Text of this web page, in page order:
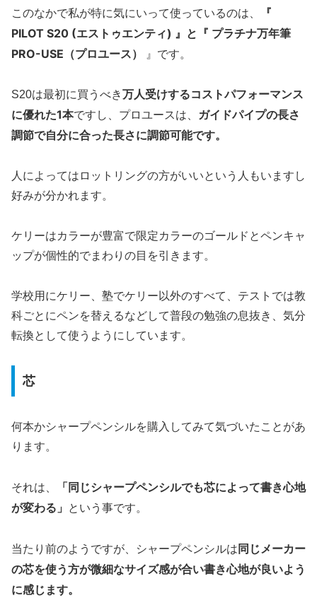
このなかで私が特に気にいって使っているのは、
『
PILOT S20 (エストゥエンティ) 』と『 プラチナ万年筆
PRO-USE（プロユース）
』です。
S20は最初に買うべき万人受けするコストパフォーマンス
に優れた1本ですし、プロユースは、 ガイドパイプの長さ
調節で自分に合った長さに調節可能です。
人によってはロットリングの方がいいという人もいますし
好みが分かれます。
ケリーはカラーが豊富で限定カラーのゴールドとペンキャ
ップが個性的でまわりの目を引きます。
学校用にケリー、塾でケリー以外のすべて、テストでは教
科ごとにペンを替えるなどして普段の勉強の息抜き、気分
転換として使うようにしています。
芯
何本かシャープペンシルを購入してみて気づいたことがあ
ります。
それは、
「同じシャープペンシルでも芯によって書き心地
が変わる」
という事です。
当たり前のようですが、シャープペンシルは同じメーカー
の芯を使う方が微細なサイズ感が合い書き心地が良いよう
に感じます。